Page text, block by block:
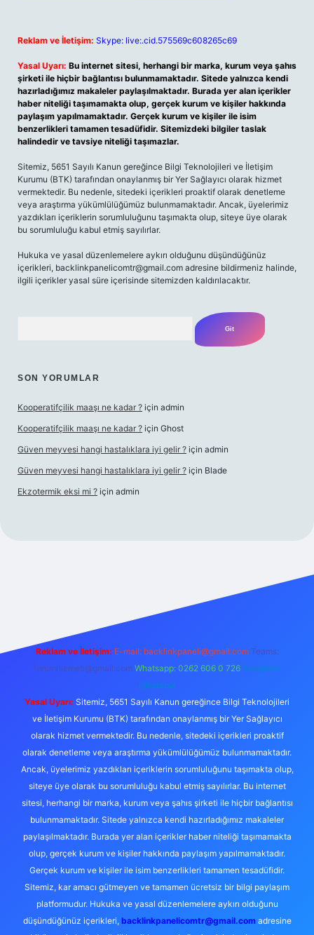
Reklam ve İletişim: Skype: live:.cid.575569c608265c69
Yasal Uyarı: Bu internet sitesi, herhangi bir marka, kurum veya şahıs
şirketi ile hiçbir bağlantısı bulunmamaktadır. Sitede yalnızca kendi
hazırladığımız makaleler paylaşılmaktadır. Burada yer alan içerikler
haber niteliği taşımamakta olup, gerçek kurum ve kişiler hakkında
paylaşım yapılmamaktadır. Gerçek kurum ve kişiler ile isim
benzerlikleri tamamen tesadüfidir. Sitemizdeki bilgiler taslak
halindedir ve tavsiye niteliği taşımazlar.
Sitemiz, 5651 Sayılı Kanun gereğince Bilgi Teknolojileri ve İletişim
Kurumu (BTK) tarafından onaylanmış bir Yer Sağlayıcı olarak hizmet
vermektedir. Bu nedenle, sitedeki içerikleri proaktif olarak denetleme
veya araştırma yükümlülüğümüz bulunmamaktadır. Ancak, üyelerimiz
yazdıkları içeriklerin sorumluluğunu taşımakta olup, siteye üye olarak
bu sorumluluğu kabul etmiş sayılırlar.
Hukuka ve yasal düzenlemelere aykırı olduğunu düşündüğünüz
içerikleri, backlinkpanelicomtr@gmail.com adresine bildirmeniz halinde,
ilgili içerikler yasal süre içerisinde sitemizden kaldırılacaktır.
SON YORUMLAR
Kooperatifçilik maaşı ne kadar ? için admin
Kooperatifçilik maaşı ne kadar ? için Ghost
Güven meyvesi hangi hastalıklara iyi gelir ? için admin
Güven meyvesi hangi hastalıklara iyi gelir ? için Blade
Ekzotermik eksi mi ? için admin
Reklam ve İletişim: E-mail: backlinkpaneli@gmail.com Teams:
forumhizmeti@gmail.com Whatsapp: 0262 606 0 726 Telegram:
@karabul
Yasal Uyarı: Sitemiz, 5651 Sayılı Kanun gereğince Bilgi Teknolojileri
ve İletişim Kurumu (BTK) tarafından onaylanmış bir Yer Sağlayıcı
olarak hizmet vermektedir. Bu nedenle, sitedeki içerikleri proaktif
olarak denetleme veya araştırma yükümlülüğümüz bulunmamaktadır.
Ancak, üyelerimiz yazdıkları içeriklerin sorumluluğunu taşımakta olup,
siteye üye olarak bu sorumluluğu kabul etmiş sayılırlar. Bu internet
sitesi, herhangi bir marka, kurum veya şahıs şirketi ile hiçbir bağlantısı
bulunmamaktadır. Sitede yalnızca kendi hazırladığımız makaleler
paylaşılmaktadır. Burada yer alan içerikler haber niteliği taşımamakta
olup, gerçek kurum ve kişiler hakkında paylaşım yapılmamaktadır.
Gerçek kurum ve kişiler ile isim benzerlikleri tamamen tesadüfidir.
Sitemiz, kar amacı gütmeyen ve tamamen ücretsiz bir bilgi paylaşım
platformudur. Hukuka ve yasal düzenlemelere aykırı olduğunu
düşündüğünüz içerikleri, backlinkpanelicomtr@gmail.comadresine